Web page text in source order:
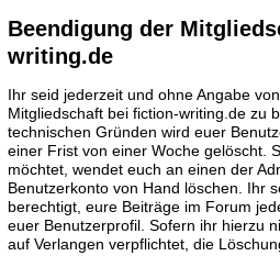
Beendigung der
writing.de
Ihr seid jederzeit und ohne Angabe
Mitgliedschaft bei fiction-writing.de zu
technischen Gründen wird euer
einer Frist von einer Woche gelöscht.
möchtet, wendet euch an einen der
Benutzerkonto von Hand löschen. Ihr
berechtigt, eure Beiträge im Forum
euer Benutzerprofil. Sofern ihr hierzu
auf Verlangen verpflichtet, die